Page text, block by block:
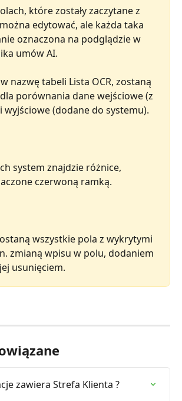
które zostały zaczytane z
edytować, ale każda taka
oznaczona na podglądzie w
umów AI.
nazwę tabeli Lista OCR, zostaną
porównania dane wejściowe (z
(dodane do systemu).
system znajdzie różnice,
czerwoną ramką.
wszystkie pola z wykrytymi
zmianą wpisu w polu, dodaniem
usunięciem.
zawiera Strefa Klienta ?